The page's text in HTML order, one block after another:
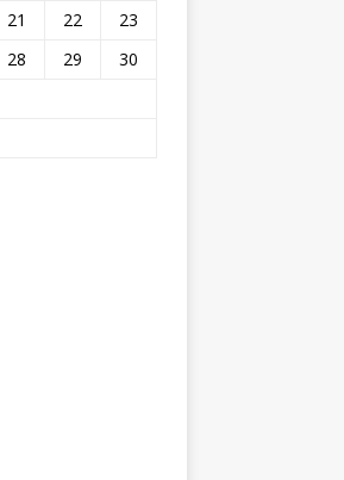
21 22
23
28 29
30